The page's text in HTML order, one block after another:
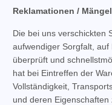
Reklamationen / Mängel
Die bei uns verschickten
aufwendiger Sorgfalt,
überprüft und
hat bei Eintreffen der
Vollständigkeit,
und deren